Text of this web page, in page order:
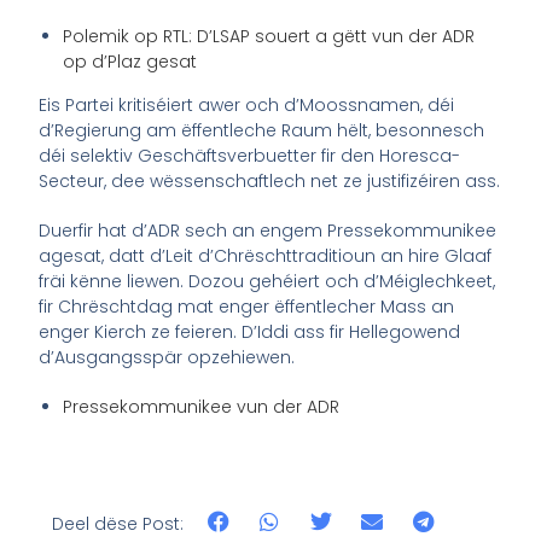
Polemik op RTL: D’LSAP souert a gëtt vun der ADR
op d’Plaz gesat
Eis Partei kritiséiert awer och d’Moossnamen, déi
d’Regierung am ëffentleche Raum hëlt, besonnesch
déi selektiv Geschäftsverbuetter fir den Horesca-
Secteur, dee wëssenschaftlech net ze justifizéiren ass.
Duerfir hat d’ADR sech an engem Pressekommunikee
agesat, datt d’Leit d’Chrëschttraditioun an hire Glaaf
fräi kënne liewen. Dozou gehéiert och d’Méiglechkeet,
fir Chrëschtdag mat enger ëffentlecher Mass an
enger Kierch ze feieren. D’Iddi ass fir Hellegowend
d’Ausgangsspär opzehiewen.
Pressekommunikee vun der ADR
Deel dëse Post: